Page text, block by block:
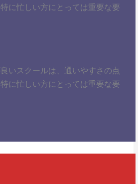
に忙しい方にとっては重要な要
いスクールは、通いやすさの点
に忙しい方にとっては重要な要